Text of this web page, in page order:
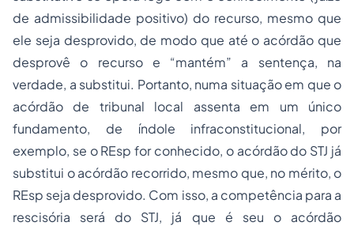
de admissibilidade positivo) do recurso, mesmo que
ele seja desprovido, de modo que até o acórdão que
desprovê o recurso e “mantém” a sentença, na
verdade, a substitui. Portanto, numa situação em que o
acórdão de tribunal local assenta em um único
fundamento, de índole infraconstitucional, por
exemplo, se o REsp for conhecido, o acórdão do STJ já
substitui o acórdão recorrido, mesmo que, no mérito, o
REsp seja desprovido. Com isso, a competência para a
rescisória será do STJ, já que é seu o acórdão